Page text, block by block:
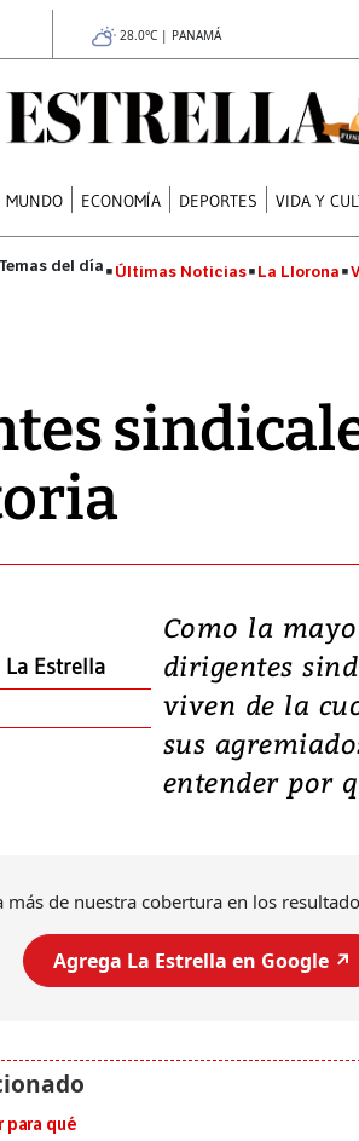
28.0°C | PANAMÁ
MUNDO ECONOMÍA DEPORTES VIDA Y
Últimas Noticias La Llorona
La Estrella
Como la
dirigentes
viven de la
sus
entender por
más de nuestra cobertura en los
Agrega La Estrella en Google ↗️
para qué
en
Entre